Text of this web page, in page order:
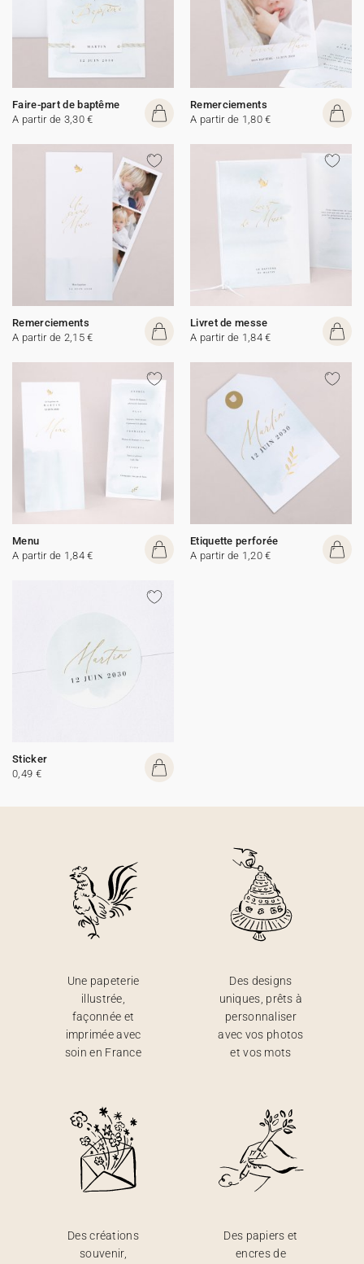
Faire-part de baptême
A partir de 3,30 €
Remerciements
A partir de 1,80 €
Remerciements
A partir de 2,15 €
Livret de messe
A partir de 1,84 €
Menu
A partir de 1,84 €
Etiquette perforée
A partir de 1,20 €
Sticker
0,49 €
Une papeterie
illustrée,
façonnée et
imprimée avec
soin en France
Des designs
uniques, prêts à
personnaliser
avec vos photos
et vos mots
Des créations
souvenir,
Des papiers et
encres de